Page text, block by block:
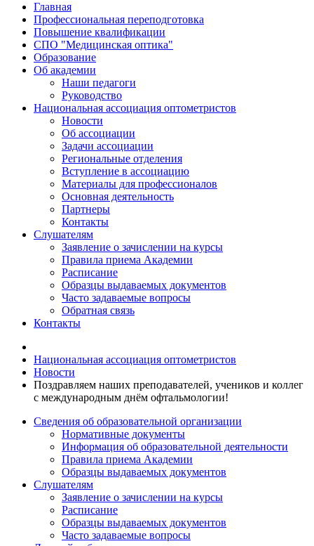
Главная
Профессиональная переподготовка
Повышение квалификации
СПО "Медицинская оптика"
Образование
Об академии
Наши педагоги
Руководство
Национальная ассоциация оптометристов
Новости
Об ассоциации
Задачи ассоциации
Региональные отделения
Вступление в ассоциацию
Материалы для профессионалов
Основная деятельность
Партнеры
Контакты
Слушателям
Заявление о зачислении на курсы
Правила приема Академии
Расписание
Образцы выдаваемых документов
Часто задаваемые вопросы
Обратная связь
Контакты
Национальная ассоциация оптометристов
Новости
Поздравляем наших преподавателей, учеников и коллег
с международным днём офтальмологии!
Сведения об образовательной организации
Нормативные документы
Информация об образовательной деятельности
Правила приема Академии
Образцы выдаваемых документов
Слушателям
Заявление о зачислении на курсы
Расписание
Образцы выдаваемых документов
Часто задаваемые вопросы